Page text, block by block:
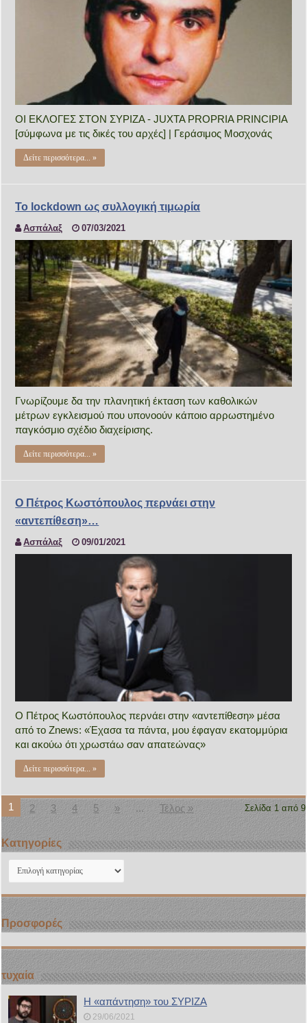
ΟΙ ΕΚΛΟΓΕΣ ΣΤΟΝ ΣΥΡΙΖΑ - JUXTA PROPRIA PRINCIPIA
[σύμφωνα με τις δικές του αρχές] | Γεράσιμος Μοσχονάς
Δείτε περισσότερα... »
Το lockdown ως συλλογική τιμωρία
Ασπάλαξ 07/03/2021
Γνωρίζουμε δα την πλανητική έκταση των καθολικών
μέτρων εγκλεισμού που υπονοούν κάποιο αρρωστημένο
παγκόσμιο σχέδιο διαχείρισης.
Δείτε περισσότερα... »
Ο Πέτρος Κωστόπουλος περνάει στην
«αντεπίθεση»…
Ασπάλαξ 09/01/2021
Ο Πέτρος Κωστόπουλος περνάει στην «αντεπίθεση» μέσα
από το Znews: «Έχασα τα πάντα, μου έφαγαν εκατομμύρια
και ακούω ότι χρωστάω σαν απατεώνας»
Δείτε περισσότερα... »
Σελίδα 1 από 9
1 2 3 4 5 » ... Τέλος »
Kατηγορίες
Kατηγορίες
Προσφορές
τυχαία
Η «απάντηση» του ΣΥΡΙΖΑ
29/06/2021